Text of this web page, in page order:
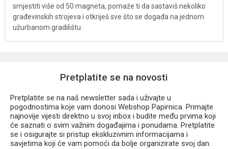
smjestiti više od 50 magneta, pomaže ti da sastaviš nekoliko
građevinskih strojeva i otkriješ sve što se događa na jednom
užurbanom gradilištu.
Pretplatite se na novosti
Pretplatite se na naš newsletter sada i uživajte u
pogodnostima koje vam donosi Webshop Papirnica. Primajte
najnovije vijesti direktno u svoj inbox i budite među prvima koji
će saznati o svim važnim događajima i ponudama. Pretplatite
se i osigurajte si pristup ekskluzivnim informacijama i
savjetima koji će vam pomoći da bolje organizirate svoj dan.